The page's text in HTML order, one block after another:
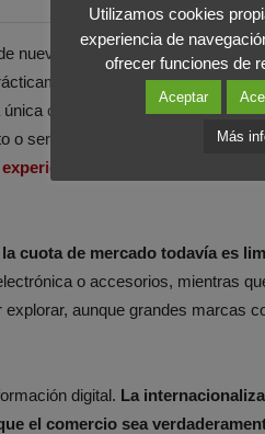
nuevas posibilidades y nichos de
cualquier cosa a golpe
opción para un consumidor
o servicio, consultando sus dudas
experiencias
la cuota de mercado todavía es
o accesorios, mientras
aunque grandes marcas
digital. La
el comercio sea
Utilizamos cookies
experiencia de
ofrecer funciones de
Aceptar
Más